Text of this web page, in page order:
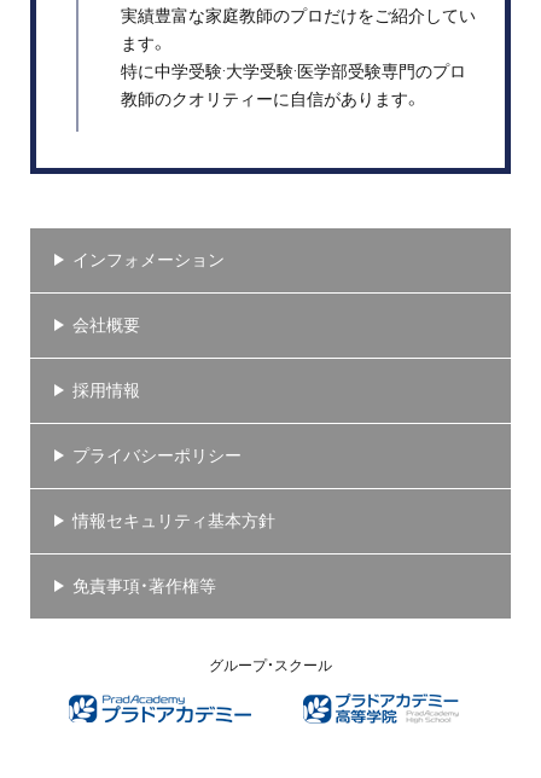
実績豊富な家庭教師のプロだけをご紹介してい
ます。
特に中学受験·大学受験·医学部受験専門のプロ
教師のクオリティーに自信があります。
インフォメーション
会社概要
採用情報
プライバシーポリシー
情報セキュリティ基本方針
免責事項・著作権等
グループ・スクール